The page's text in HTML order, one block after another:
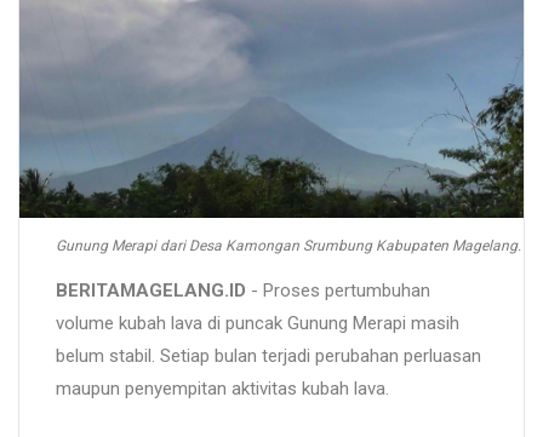
Gunung Merapi dari Desa Kamongan Srumbung Kabupaten Magelang.
BERITAMAGELANG.ID - Proses pertumbuhan
volume kubah lava di puncak Gunung Merapi masih
belum stabil. Setiap bulan terjadi perubahan perluasan
maupun penyempitan aktivitas kubah lava.